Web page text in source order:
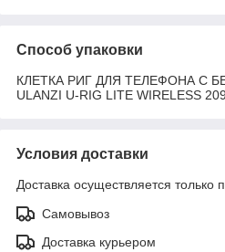
Способ упаковки
КЛЕТКА РИГ ДЛЯ ТЕЛЕФОНА С
ULANZI U-RIG LITE WIRELESS
Условия доставки
Доставка осуществляется только
Самовывоз
Доставка курьером